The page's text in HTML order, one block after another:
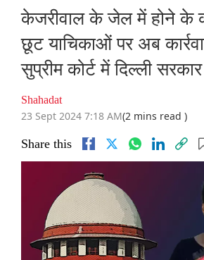
केजरीवाल के जेल में होने के
छूट याचिकाओं पर अब
सुप्रीम कोर्ट में दिल्ली सरकार
Shahadat
23 Sept 2024 7:18 AM(2 mins read )
Share this